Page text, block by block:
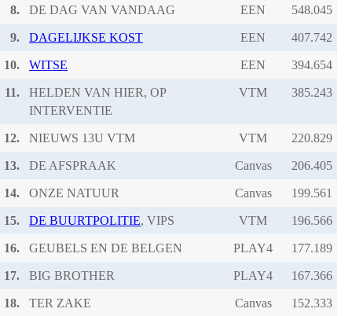
8. DE DAG VAN VANDAAG EEN
9. DAGELIJKSE KOST EEN
10. WITSE EEN
11.
HELDEN VAN HIER, OP
INTERVENTIE
VTM
12. NIEUWS 13U VTM VTM
13. DE AFSPRAAK Canvas
14. ONZE NATUUR Canvas
15. DE BUURTPOLITIE, VIPS VTM
16. GEUBELS EN DE BELGEN PLAY4
17. BIG BROTHER PLAY4
18. TER ZAKE Canvas